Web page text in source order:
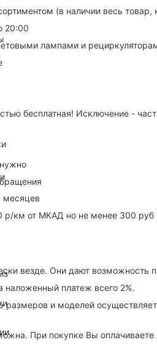
(в наличии весь товар,
20:00
лампами и
бесплатная! Исключение -
месяцев
р/км от МКАД но не менее 300 руб
везде. Они дают возможность
наложенный платеж всего 2%.
и моделей
При покупке Вы